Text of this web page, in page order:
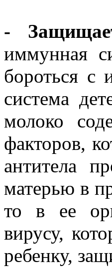
-
иммунная
бороться с
система
молоко
факторов,
антитела
матерью в
то в ее
вирусу,
ребенку,